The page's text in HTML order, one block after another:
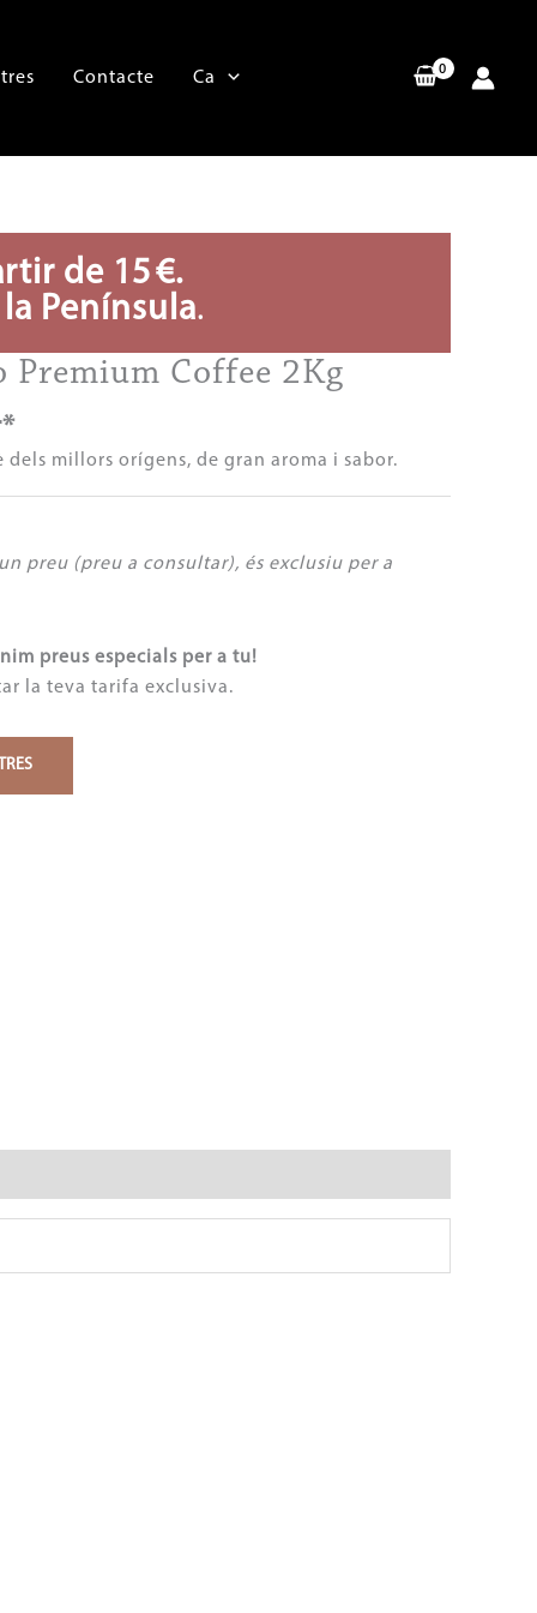
Contacte Ca
de 15 €.
Península.
Premium Coffee 2Kg
dels millors orígens, de gran aroma i sabor.
preu (preu a consultar), és exclusiu per a
preus especials per a tu!
la teva tarifa exclusiva.